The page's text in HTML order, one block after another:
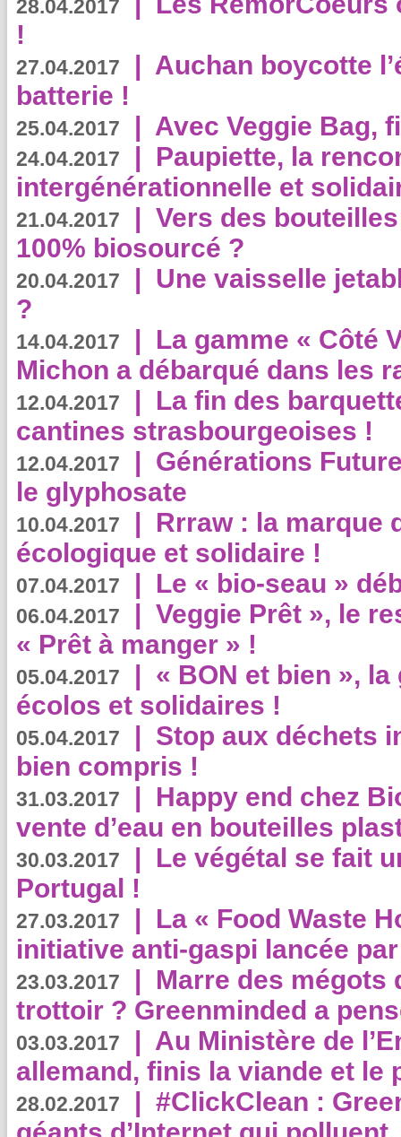
28.04.2017
!
27.04.2017 | Auchan boycotte
batterie !
25.04.2017 | Avec Veggie Bag,
24.04.2017 | Paupiette, la
intergénérationnelle et
21.04.2017 | Vers des
100% biosourcé ?
20.04.2017 | Une vaisselle
?
14.04.2017 | La gamme « Côté
Michon a débarqué dans les
12.04.2017 | La fin des
cantines strasbourgeoises !
12.04.2017 | Générations
le glyphosate
10.04.2017 | Rrraw : la marque
écologique et solidaire !
07.04.2017 | Le « bio-seau »
06.04.2017 | Veggie Prêt », le
« Prêt à manger » !
05.04.2017 | « BON et bien »,
écolos et solidaires !
05.04.2017 | Stop aux déchets
bien compris !
31.03.2017 | Happy end chez
vente d’eau en bouteilles
30.03.2017 | Le végétal se fait
Portugal !
27.03.2017 | La « Food Waste
initiative anti-gaspi lancée
23.03.2017 | Marre des mégots
trottoir ? Greenminded a
03.03.2017 | Au Ministère de
allemand, finis la viande et le
28.02.2017 | #ClickClean :